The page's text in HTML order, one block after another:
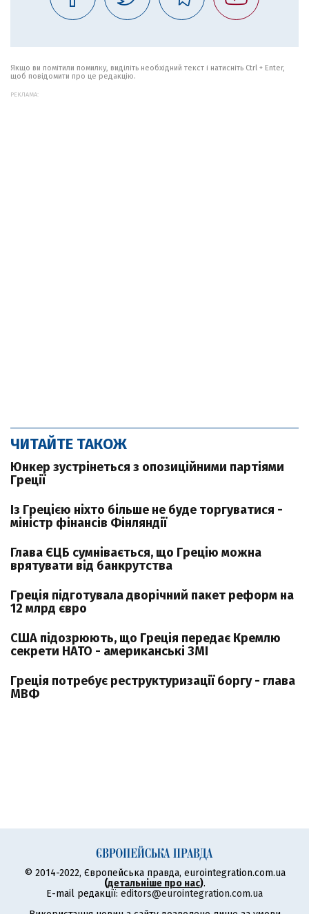
Якщо ви помітили помилку, виділіть необхідний текст і натисніть Ctrl + Enter,
щоб повідомити про це редакцію.
РЕКЛАМА:
ЧИТАЙТЕ ТАКОЖ
Юнкер зустрінеться з опозиційними партіями
Греції
Із Грецією ніхто більше не буде торгуватися -
міністр фінансів Фінляндії
Глава ЄЦБ сумнівається, що Грецію можна
врятувати від банкрутства
Греція підготувала дворічний пакет реформ на
12 млрд євро
США підозрюють, що Греція передає Кремлю
секрети НАТО - американські ЗМІ
Греція потребує реструктуризації боргу - глава
МВФ
© 2014-2022, Європейська правда, eurointegration.com.ua
(детальніше про нас).
E-mail редакції: editors@eurointegration.com.ua